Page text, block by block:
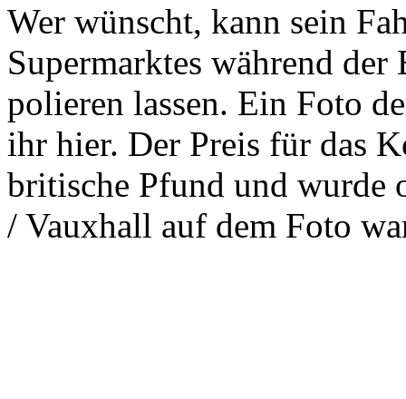
Wer wünscht, kann sein
Supermarktes während der
polieren lassen. Ein Foto
ihr hier. Der Preis für das
britische Pfund und wurde
/ Vauxhall auf dem Foto